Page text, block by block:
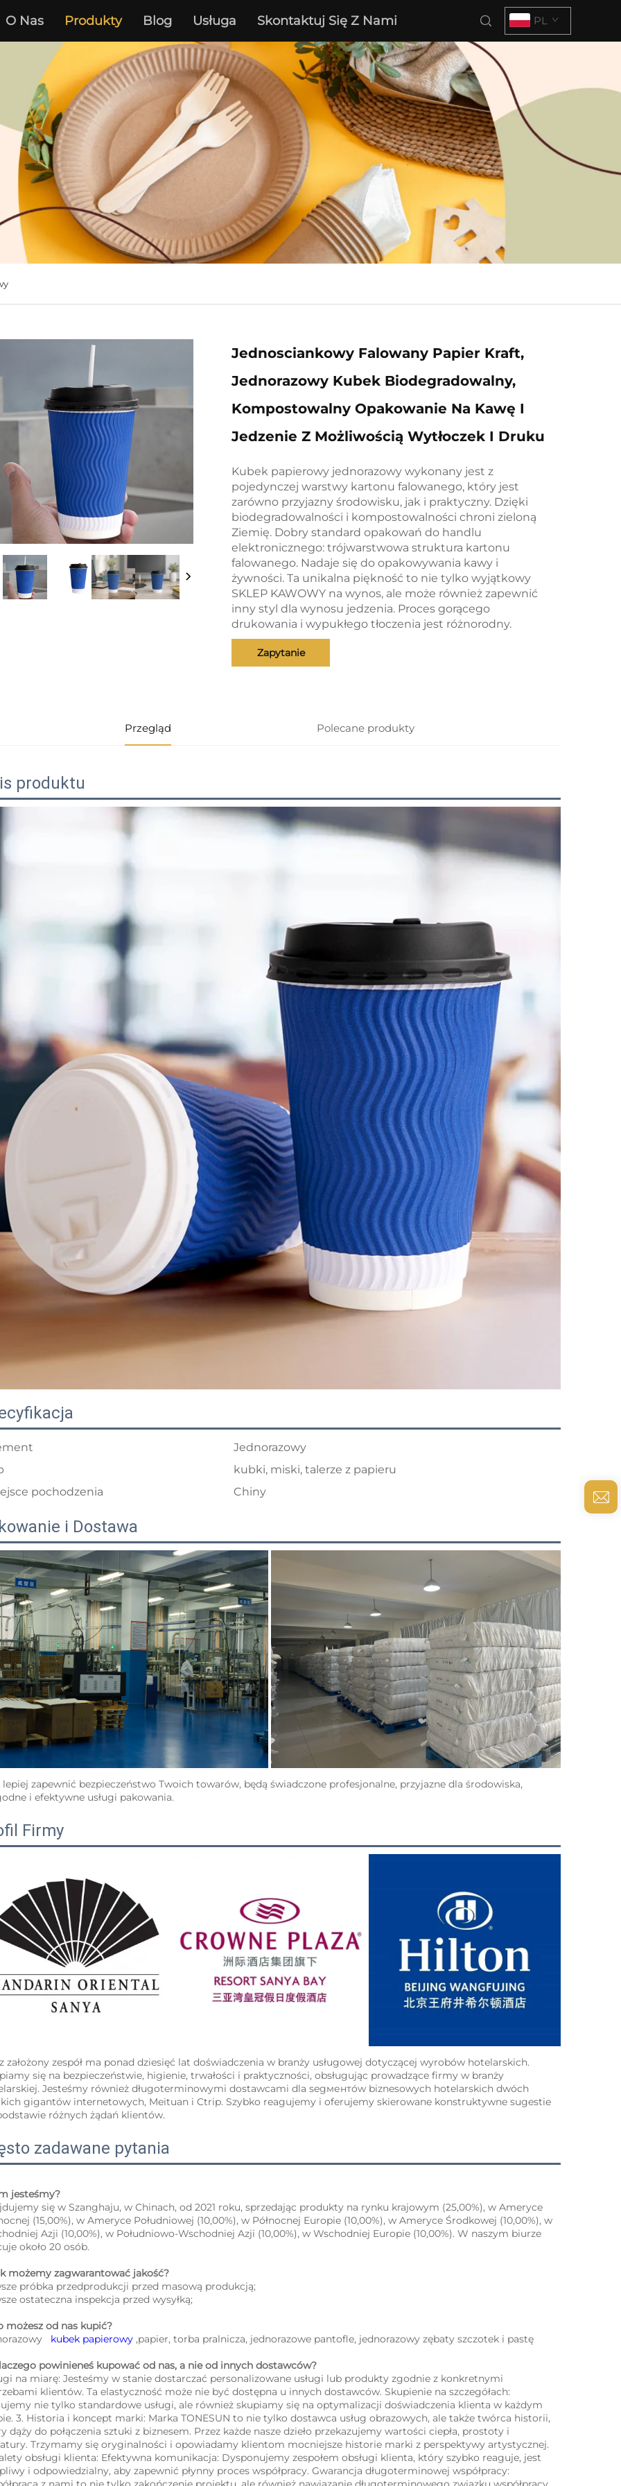
O Nas Produkty Blog Usługa Skontaktuj Się Z Nami PL
Jednosciankowy Falowany Papier Kraft,
Jednorazowy Kubek Biodegradowalny,
Kompostowalny Opakowanie Na Kawę I
Jedzenie Z Możliwością Wytłoczek I Druku
Kubek papierowy jednorazowy wykonany jest z
pojedynczej warstwy kartonu falowanego, który jest
zarówno przyjazny środowisku, jak i praktyczny. Dzięki
biodegradowalności i kompostowalności chroni zieloną
Ziemię. Dobry standard opakowań do handlu
elektronicznego: trójwarstwowa struktura kartonu
falowanego. Nadaje się do opakowywania kawy i
żywności. Ta unikalna piękność to nie tylko wyjątkowy
SKLEP KAWOWY na wynos, ale może również zapewnić
inny styl dla wynosu jedzenia. Proces gorącego
drukowania i wypukłego tłoczenia jest różnorodny.
Zapytanie
Przegląd Polecane produkty
produktu
Jednorazowy
kubki, miski, talerze z papieru
pochodzenia
Chiny
i Dostawa
lepiej zapewnić bezpieczeństwo Twoich towarów, będą świadczone profesjonalne, przyjazne dla środowiska,
i efektywne usługi pakowania.
Firmy
założony zespół ma ponad dziesięć lat doświadczenia w branży usługowej dotyczącej wyrobów hotelarskich.
się na bezpieczeństwie, higienie, trwałości i praktyczności, obsługując prowadzące firmy w branży
Jesteśmy również długoterminowymi dostawcami dla segментów biznesowych hotelarskich dwóch
gigantów internetowych, Meituan i Ctrip. Szybko reagujemy i oferujemy skierowane konstruktywne sugestie
różnych żądań klientów.
zadawane pytania
jesteśmy?
się w Szanghaju, w Chinach, od 2021 roku, sprzedając produkty na rynku krajowym (25,00%), w Ameryce
(15,00%), w Ameryce Południowej (10,00%), w Północnej Europie (10,00%), w Ameryce Środkowej (10,00%), w
Azji (10,00%), w Południowo-Wschodniej Azji (10,00%), w Wschodniej Europie (10,00%). W naszym biurze
około 20 osób.
możemy zagwarantować jakość?
próbka przedprodukcji przed masową produkcją;
ostateczna inspekcja przed wysyłką;
możesz od nas kupić?
kubek papierowy ,papier, torba pralnicza, jednorazowe pantofle, jednorazowy zębaty szczotek i pastę
powinieneś kupować od nas, a nie od innych dostawców?
na miarę: Jesteśmy w stanie dostarczać personalizowane usługi lub produkty zgodnie z konkretnymi
klientów. Ta elastyczność może nie być dostępna u innych dostawców. Skupienie na szczegółach:
nie tylko standardowe usługi, ale również skupiamy się na optymalizacji doświadczenia klienta w każdym
3. Historia i koncept marki: Marka TONESUN to nie tylko dostawca usług obrazowych, ale także twórca historii,
dąży do połączenia sztuki z biznesem. Przez każde nasze dzieło przekazujemy wartości ciepła, prostoty i
Trzymamy się oryginalności i opowiadamy klientom mocniejsze historie marki z perspektywy artystycznej.
obsługi klienta: Efektywna komunikacja: Dysponujemy zespołem obsługi klienta, który szybko reaguje, jest
i odpowiedzialny, aby zapewnić płynny proces współpracy. Gwarancja długoterminowej współpracy: